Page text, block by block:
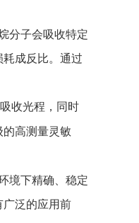
分子会吸收特定
成反比。通过
收光程，同时
的高测量灵敏
境下精确、稳定
广泛的应用前